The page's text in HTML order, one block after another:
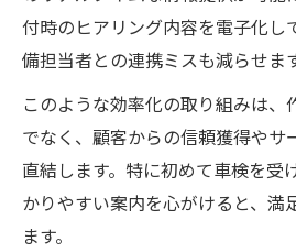
付時のヒアリング内容を電子化し
備担当者との連携ミスも減らせます
このような効率化の取り組みは、
でなく、顧客からの信頼獲得やサ
直結します。特に初めて車検を受
かりやすい案内を心がけると、満
ます。